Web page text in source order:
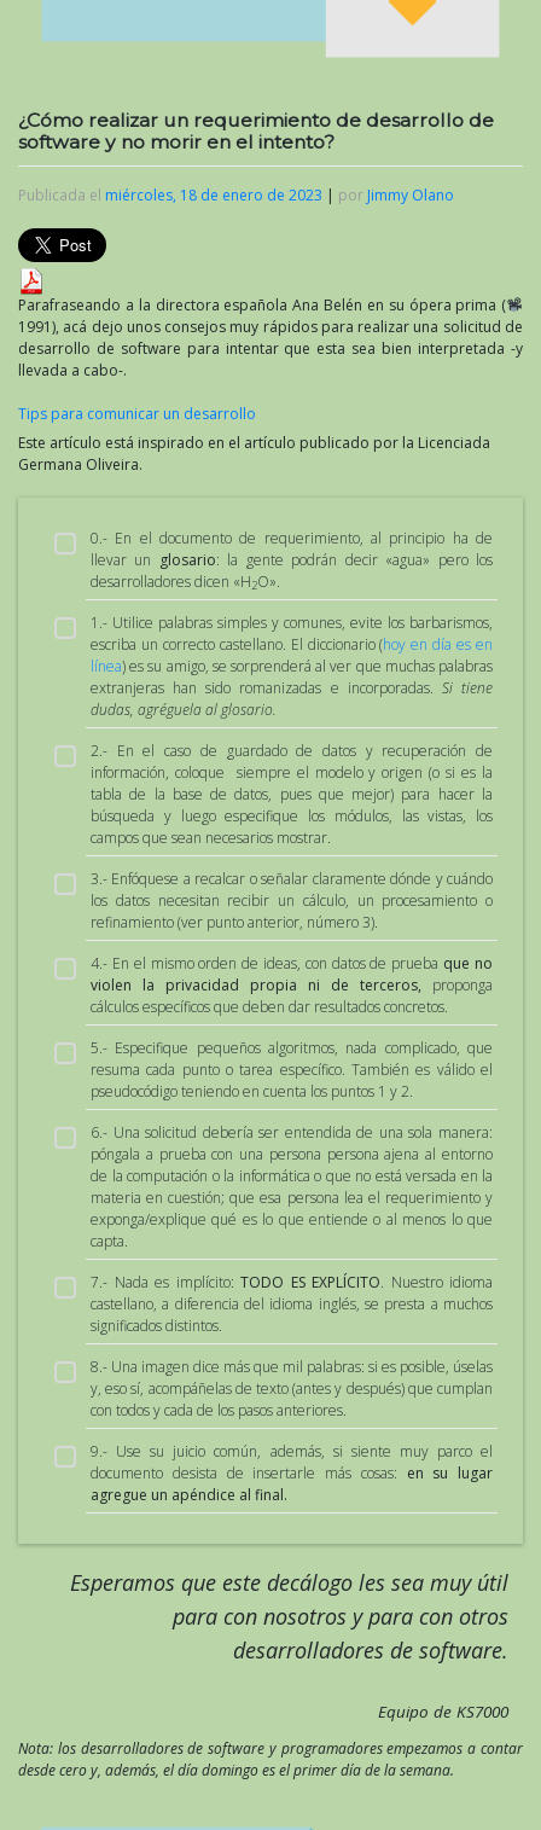
¿Cómo realizar un requerimiento de desarrollo de
software y no morir en el intento?
Publicada el miércoles, 18 de enero de 2023 | por Jimmy Olano
Parafraseando a la directora española Ana Belén en su ópera prima (
1991), acá dejo unos consejos muy rápidos para realizar una solicitud de
desarrollo de software para intentar que esta sea bien interpretada -y
llevada a cabo-.
Tips para comunicar un desarrollo
Este artículo está inspirado en el artículo publicado por la Licenciada
Germana Oliveira.
0.- En el documento de requerimiento, al principio ha de
llevar un glosario: la gente podrán decir «agua» pero los
desarrolladores dicen «H2O».
1.- Utilice palabras simples y comunes, evite los barbarismos,
escriba un correcto castellano. El diccionario (hoy en día es en
línea) es su amigo, se sorprenderá al ver que muchas palabras
extranjeras han sido romanizadas e incorporadas. Si tiene
dudas, agréguela al glosario.
2.- En el caso de guardado de datos y recuperación de
información, coloque siempre el modelo y origen (o si es la
tabla de la base de datos, pues que mejor) para hacer la
búsqueda y luego especifique los módulos, las vistas, los
campos que sean necesarios mostrar.
3.- Enfóquese a recalcar o señalar claramente dónde y cuándo
los datos necesitan recibir un cálculo, un procesamiento o
refinamiento (ver punto anterior, número 3).
4.- En el mismo orden de ideas, con datos de prueba que no
violen la privacidad propia ni de terceros, proponga
cálculos específicos que deben dar resultados concretos.
5.- Especifique pequeños algoritmos, nada complicado, que
resuma cada punto o tarea específico. También es válido el
pseudocódigo teniendo en cuenta los puntos 1 y 2.
6.- Una solicitud debería ser entendida de una sola manera:
póngala a prueba con una persona persona ajena al entorno
de la computación o la informática o que no está versada en la
materia en cuestión; que esa persona lea el requerimiento y
exponga/explique qué es lo que entiende o al menos lo que
capta.
7.- Nada es implícito: TODO ES EXPLÍCITO. Nuestro idioma
castellano, a diferencia del idioma inglés, se presta a muchos
significados distintos.
8.- Una imagen dice más que mil palabras: si es posible, úselas
y, eso sí, acompáñelas de texto (antes y después) que cumplan
con todos y cada de los pasos anteriores.
9.- Use su juicio común, además, si siente muy parco el
documento desista de insertarle más cosas: en su lugar
agregue un apéndice al final.
Esperamos que este decálogo les sea muy útil
para con nosotros y para con otros
desarrolladores de software.
Equipo de KS7000
Nota: los desarrolladores de software y programadores empezamos a contar
desde cero y, además, el día domingo es el primer día de la semana.